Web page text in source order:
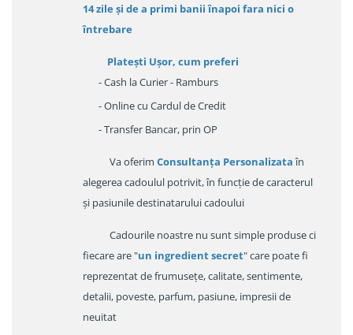
14 zileși de a primi banii înapoi fara nici o
întrebare
Platești Ușor, cum preferi
- Cash la Curier - Ramburs
- Online cu Cardul de Credit
- Transfer Bancar, prin OP
Va oferim Consultanța Personalizataîn
alegerea cadoulul potrivit, în funcție de caracterul
și pasiunile destinatarului cadoului
Cadourile noastre nu sunt simple produse ci
fiecare are "un ingredient secret" care poate fi
reprezentat de frumusețe, calitate, sentimente,
detalii, poveste, parfum, pasiune, impresii de
neuitat